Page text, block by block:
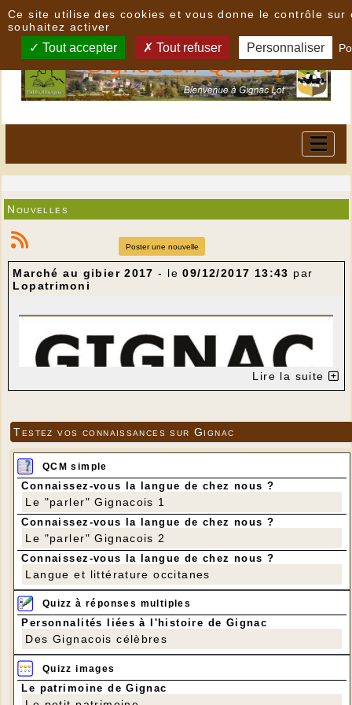
Nouvelles
Poster une nouvelle
Marché au gibier 2017 - le09/12/2017 13:43 par
Lopatrimoni
Lire la suite
Testez vos connaissances sur Gignac
QCM simple
Connaissez-vous la langue de chez nous ?
Le "parler" Gignacois 1
Connaissez-vous la langue de chez nous ?
Le "parler" Gignacois 2
Connaissez-vous la langue de chez nous ?
Langue et littérature occitanes
Quizz à réponses multiples
Personnalités liées à l'histoire de Gignac
Des Gignacois célèbres
Quizz images
Le patrimoine de Gignac
Ce site utilise des cookies et vous donne le contrôle sur
souhaitez activer
Tout accepter Tout refuser Personnaliser